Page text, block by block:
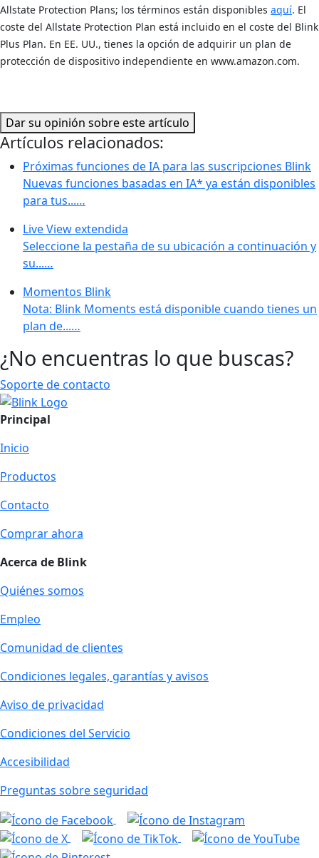
Allstate Protection Plans; los términos están disponibles aquí. El
coste del Allstate Protection Plan está incluido en el coste del Blink
Plus Plan. En EE. UU., tienes la opción de adquirir un plan de
protección de dispositivo independiente en www.amazon.com.
Dar su opinión sobre este artículo
Artículos relacionados:
Próximas funciones de IA para las suscripciones Blink
Nuevas funciones basadas en IA* ya están disponibles
para tus...…
Live View extendida
Seleccione la pestaña de su ubicación a continuación y
su...…
Momentos Blink
Nota: Blink Moments está disponible cuando tienes un
plan de...…
¿No encuentras lo que buscas?
Soporte de contacto
Principal
Inicio
Productos
Contacto
Comprar ahora
Acerca de Blink
Quiénes somos
Empleo
Comunidad de clientes
Condiciones legales, garantías y avisos
Aviso de privacidad
Condiciones del Servicio
Accesibilidad
Preguntas sobre seguridad